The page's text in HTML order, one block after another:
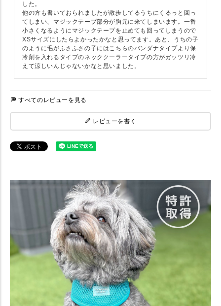
した。
他の方も書いておられましたが散歩してるうちにくるっと回っ
てしまい、マジックテープ部分が胸元に来てしまいます。一番
小さくなるようにマジックテープを止めても回ってしまうので
XSサイズにしたらよかったかなと思ってます。あと、うちの子
のように毛がふさふさの子にはこちらのバンダナタイプより保
冷剤を入れるタイプのネッククーラータイプの方がガッツリ冷
えて涼しいんじゃないかなと思いました。
すべてのレビューを見る
レビューを書く